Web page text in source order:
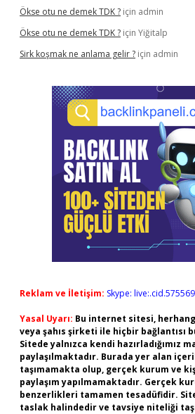
Ökse otu ne demek TDK ? için admin
Ökse otu ne demek TDK ? için Yiğitalp
Sirk koşmak ne anlama gelir ? için admin
Reklam ve İletişim: Skype:
Yasal Uyarı: Bu internet sitesi,
veya şahıs şirketi ile hiçbir bağlantısı
Sitede yalnızca kendi hazırladığımız
paylaşılmaktadır. Burada yer alan
taşımamakta olup, gerçek kurum ve
paylaşım yapılmamaktadır. Gerçek
benzerlikleri tamamen tesadüfidir.
taslak halindedir ve tavsiye niteliği